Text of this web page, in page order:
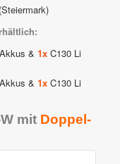
& 1x C130 Li
& 1x C130 Li
mit Doppel-